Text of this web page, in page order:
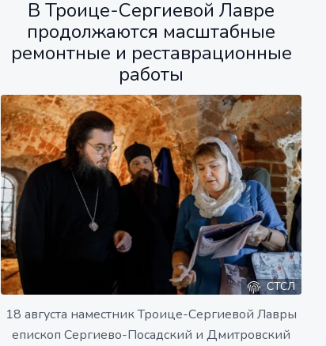
В Троице-Сергиевой Лавре
продолжаются масштабные
ремонтные и реставрационные
работы
СТСЛ
18 августа наместник Троице-Сергиевой Лавры
епископ Сергиево-Посадский и Дмитровский